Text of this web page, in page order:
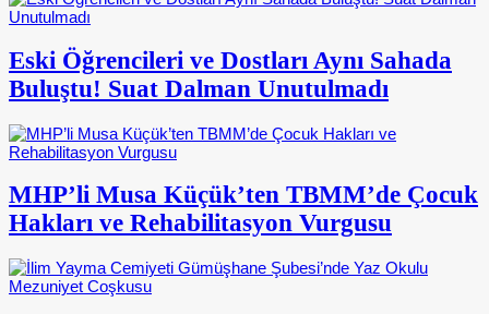
Eski Öğrencileri ve Dostları Aynı Sahada
Buluştu! Suat Dalman Unutulmadı
MHP’li Musa Küçük’ten TBMM’de Çocuk
Hakları ve Rehabilitasyon Vurgusu